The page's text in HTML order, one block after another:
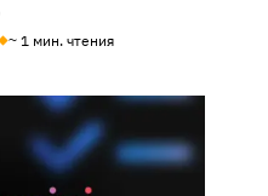
~ 1 мин. чтения